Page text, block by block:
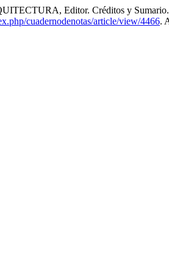
Editor. Créditos y
cuadernodenotas/article/view/4466.